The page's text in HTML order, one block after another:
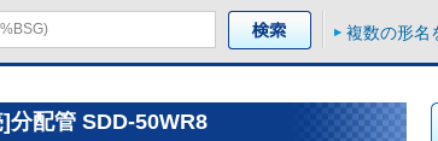
複数の形名
分配管 SDD-50WR8